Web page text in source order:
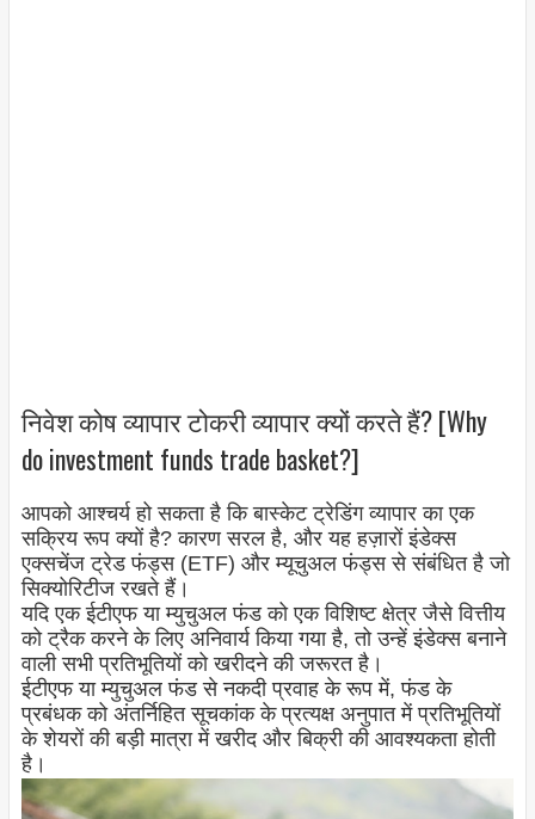
निवेश कोष व्यापार टोकरी व्यापार क्यों करते हैं? [Why
do investment funds trade basket?]
आपको आश्चर्य हो सकता है कि बास्केट ट्रेडिंग व्यापार का एक
सक्रिय रूप क्यों है? कारण सरल है, और यह हज़ारों इंडेक्स
एक्सचेंज ट्रेड फंड्स (ETF) और म्यूचुअल फंड्स से संबंधित है जो
सिक्योरिटीज रखते हैं।
यदि एक ईटीएफ या म्युचुअल फंड को एक विशिष्ट क्षेत्र जैसे वित्तीय
को ट्रैक करने के लिए अनिवार्य किया गया है, तो उन्हें इंडेक्स बनाने
वाली सभी प्रतिभूतियों को खरीदने की जरूरत है।
ईटीएफ या म्युचुअल फंड से नकदी प्रवाह के रूप में, फंड के
प्रबंधक को अंतर्निहित सूचकांक के प्रत्यक्ष अनुपात में प्रतिभूतियों
के शेयरों की बड़ी मात्रा में खरीद और बिक्री की आवश्यकता होती
है।